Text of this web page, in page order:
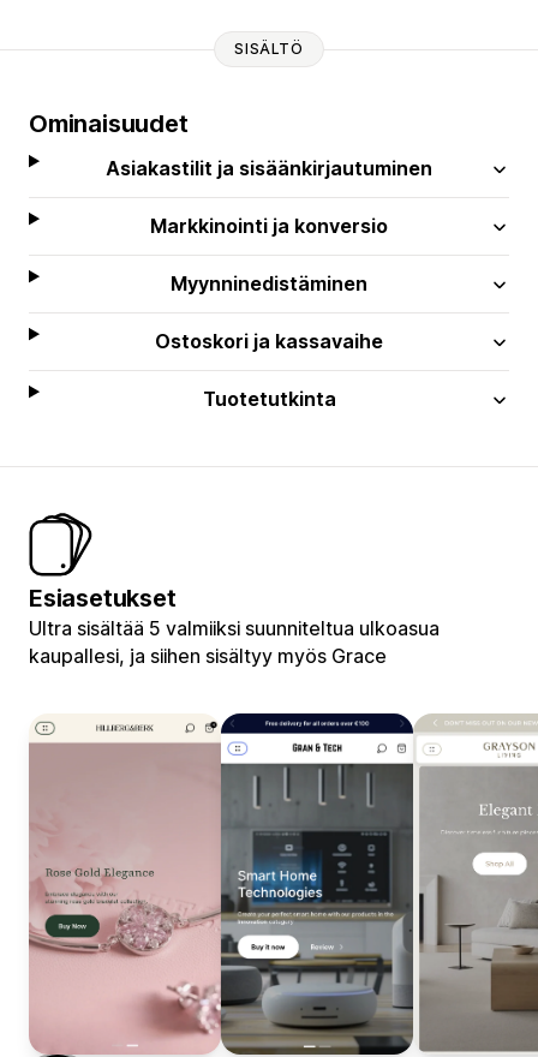
SISÄLTÖ
Ominaisuudet
Asiakastilit ja sisäänkirjautuminen
Markkinointi ja konversio
Myynninedistäminen
Ostoskori ja kassavaihe
Tuotetutkinta
Esiasetukset
Ultra sisältää 5 valmiiksi suunniteltua ulkoasua
kaupallesi, ja siihen sisältyy myös Grace